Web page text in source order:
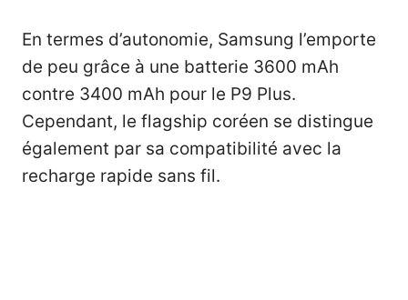
En termes d’autonomie, Samsung l’emporte
de peu grâce à une batterie 3600 mAh
contre 3400 mAh pour le P9 Plus.
Cependant, le flagship coréen se distingue
également par sa compatibilité avec la
recharge rapide sans fil.